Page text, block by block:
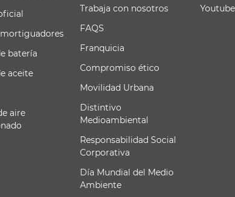
batería
aceite
aire
Trabaja con nosotros
FAQS
Franquicia
Compromiso ético
Movilidad Urbana
Distintivo
Medioambiental
Responsabilidad Social
Corporativa
Día Mundial del Medio
Ambiente
Youtube